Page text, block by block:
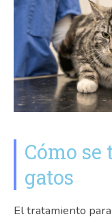
Cómo
gatos
El tratamiento